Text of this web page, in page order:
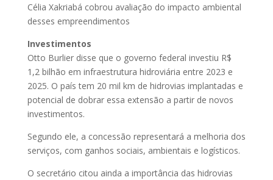
Célia Xakriabá cobrou avaliação do impacto ambiental
desses empreendimentos
Investimentos
Otto Burlier disse que o governo federal investiu R$
1,2 bilhão em infraestrutura hidroviária entre 2023 e
2025. O país tem 20 mil km de hidrovias implantadas e
potencial de dobrar essa extensão a partir de novos
investimentos.
Segundo ele, a concessão representará a melhoria dos
serviços, com ganhos sociais, ambientais e logísticos.
O secretário citou ainda a importância das hidrovias